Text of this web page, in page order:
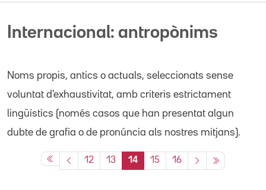
Internacional: antropònims
Noms propis, antics o actuals, seleccionats sense
voluntat d'exhaustivitat, amb criteris estrictament
lingüístics (només casos que han presentat algun
dubte de grafia o de pronúncia als nostres mitjans).
12 13 14 15 16